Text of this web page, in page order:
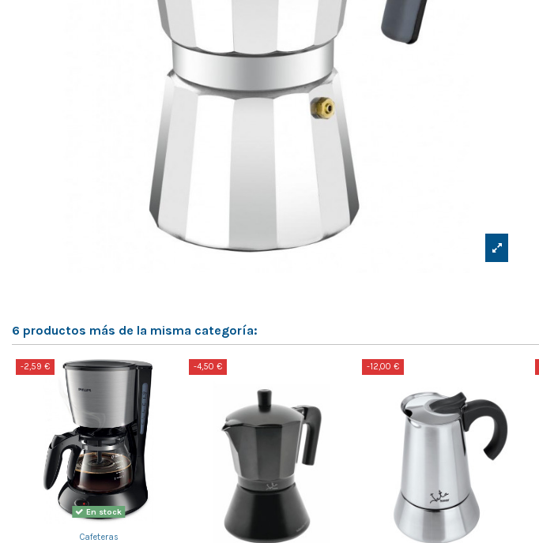
6 productos más de la misma categoría:
-2,59 €
En stock
Cafeteras
-4,50 € -12,00 €